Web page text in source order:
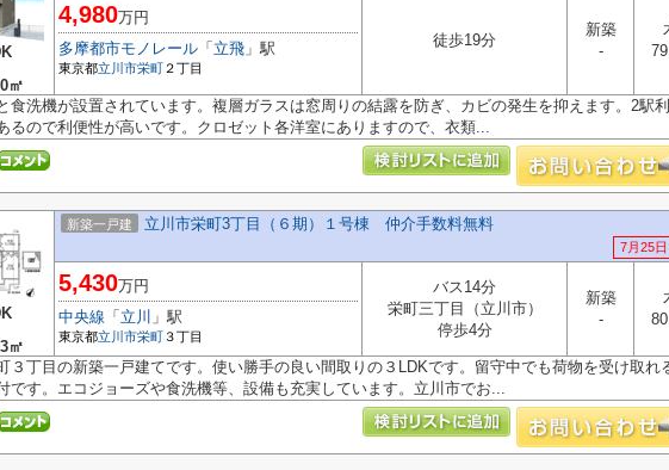
㎡
4,980万円
多摩都市モノレール 「 立飛 」駅
東京都立川市栄町 ２丁目
徒歩19分
新築
-
食洗機が設置されています。複層ガラスは窓周りの結露を防ぎ、カビの発生を抑えます。2駅
るので利便性が高いです。クロゼット各洋室にありますので、衣類...
㎡
新築一戸建 立川市栄町3丁目（６期）１号棟 仲介手数料無料
7月25
5,430万円
中央線 「 立川 」駅
東京都立川市栄町 ３丁目
バス14分
栄町三丁目（立川市）
停歩4分
新築
-
３丁目の新築一戸建てです。使い勝手の良い間取りの３LDKです。留守中でも荷物を受け取れ
です。エコジョーズや食洗機等、設備も充実しています。立川市でお...